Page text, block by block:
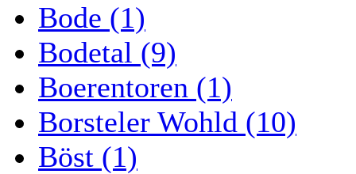
Bode (1)
Bodetal (9)
Boerentoren (1)
Borsteler Wohld (10)
Böst (1)